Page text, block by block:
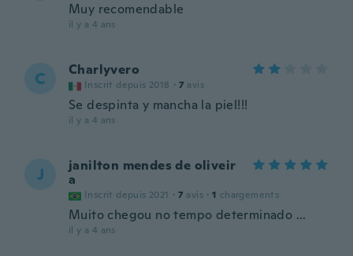
Muy recomendable
il y a 4 ans
C Charlyvero
Inscrit depuis 2018 · 7 avis
Se despinta y mancha la piel!!!
il y a 4 ans
J
janilton mendes de oliveir
a
Inscrit depuis 2021 · 7 avis · 1 chargements
Muito chegou no tempo determinado ...
il y a 4 ans